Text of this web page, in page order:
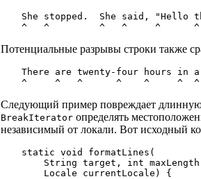
She stopped.  She said, "Hello
Потенциальные разрывы строки также
There are twenty-four hours in a
Следующий пример повреждает
BreakIterator определять
независимый от локали. Вот исходный
static void formatLines(
String target, int
    Locale currentLocale) {